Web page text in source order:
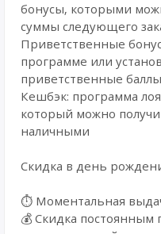
бонусы, которыми
суммы следующего
Приветственные
программе или
приветственные
Кешбэк: программа
который можно
наличными
Скидка в день
⏱️ Моментальная
💰 Cкидка постоянным